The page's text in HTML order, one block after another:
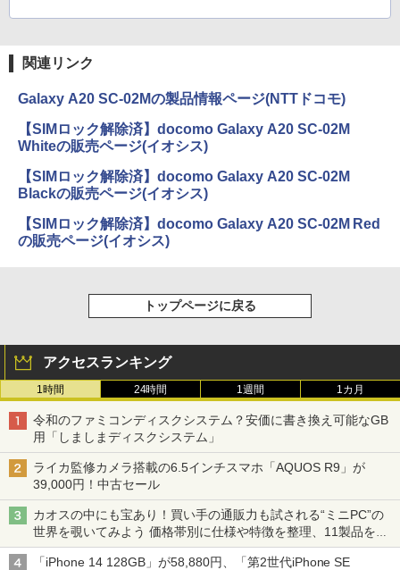
関連リンク
Galaxy A20 SC-02Mの製品情報ページ(NTTドコモ)
【SIMロック解除済】docomo Galaxy A20 SC-02M
Whiteの販売ページ(イオシス)
【SIMロック解除済】docomo Galaxy A20 SC-02M
Blackの販売ページ(イオシス)
【SIMロック解除済】docomo Galaxy A20 SC-02M Red
の販売ページ(イオシス)
トップページに戻る
アクセスランキング
1時間 24時間 1週間 1カ月
令和のファミコンディスクシステム？安価に書き換え可能なGB
用「しましまディスクシステム」
ライカ監修カメラ搭載の6.5インチスマホ「AQUOS R9」が
39,000円！中古セール
カオスの中にも宝あり！買い手の通販力も試される“ミニPC”の
世界を覗いてみよう 価格帯別に仕様や特徴を整理、11製品をピ
ックアップ text by 石川 ひさよし
「iPhone 14 128GB」が58,880円、「第2世代iPhone SE